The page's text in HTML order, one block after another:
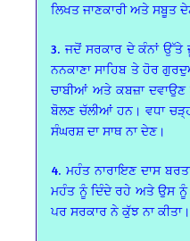
ਲਿਖਤ ਜਾਣਕਾਰੀ ਅਤੇ ਸਬੂਤ
3. ਜਦੋਂ ਸਰਕਾਰ ਦੇ ਕੰਨਾਂ ਉੱਤੇ
ਨਨਕਾਣਾ ਸਾਹਿਬ ਤੇ ਹੋਰ
ਚਾਬੀਆਂ ਅਤੇ ਕਬਜ਼ਾ
ਬੋਲਣ ਚੱਲੀਆਂ ਹਨ। ਵਧਾ
ਸੰਘਰਸ਼ ਦਾ ਸਾਥ ਨਾ ਦੇਣ।
4. ਮਹੰਤ ਨਾਰਾਇਣ ਦਾਸ
ਮਹੰਤ ਨੂੰ ਦਿੰਦੇ ਰਹੇ ਅਤੇ ਉਸ ਨੂੰ
ਪਰ ਸਰਕਾਰ ਨੇ ਕੁੱਝ ਨਾ ਕੀਤਾ।